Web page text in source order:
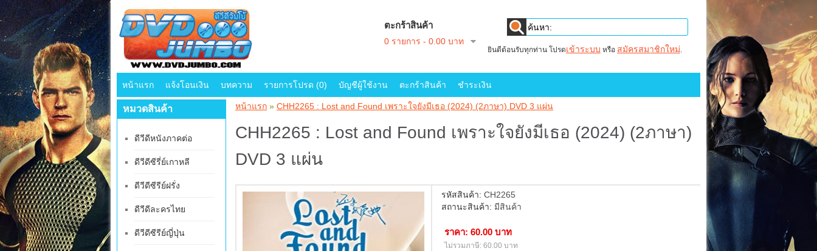
ตะกร้าสินค้า
0 รายการ - 0.00 บาท
ยินดีต้อนรับทุกท่าน โปรดเข้าระบบ หรือ สมัครสมาชิกใหม่.
หน้าแรก แจ้งโอนเงิน บทความ รายการโปรด (0) บัญชีผู้ใช้งาน ตะกร้าสินค้า ชำระเงิน
หมวดสินค้า
ดีวีดีหนังภาคต่อ
ดีวีดีซีรี่ย์เกาหลี
ดีวีดีซีรีย์ฝรั่ง
ดีวีดีละครไทย
ดีวีดีซีรีย์ญี่ปุ่น
หน้าแรก » CHH2265 : Lost and Found เพราะใจยังมีเธอ (2024) (2ภาษา) DVD 3 แผ่น
CHH2265 : Lost and Found เพราะใจยังมีเธอ (2024) (2ภาษา)
DVD 3 แผ่น
รหัสสินค้า: CH2265
สถานะสินค้า: มีสินค้า
ราคา: 60.00 บาท
ไม่รวมภาษี: 60.00 บาท